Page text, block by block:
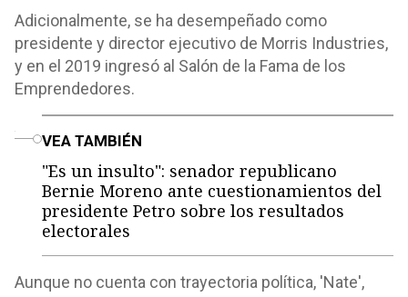
Adicionalmente, se ha desempeñado como
presidente y director ejecutivo de Morris Industries,
y en el 2019 ingresó al Salón de la Fama de los
Emprendedores.
VEA TAMBIÉN
"Es un insulto": senador republicano
Bernie Moreno ante cuestionamientos del
presidente Petro sobre los resultados
electorales
Aunque no cuenta con trayectoria política, 'Nate',